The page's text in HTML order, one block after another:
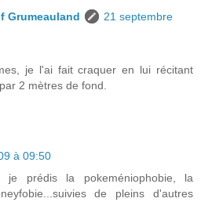
Grumeauland
21 septembre
je l'ai fait craquer en lui récitant
2 mètres de fond.
à 09:50
je prédis la pokeméniophobie, la
de pleins d'autres